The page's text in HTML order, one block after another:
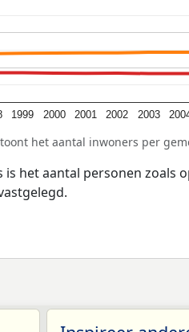
1999 2000 2001 2002 2003
het aantal inwoners per
is het aantal personen zoals